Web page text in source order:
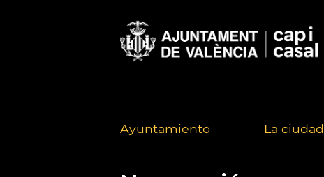
Ayuntamiento La ciudad